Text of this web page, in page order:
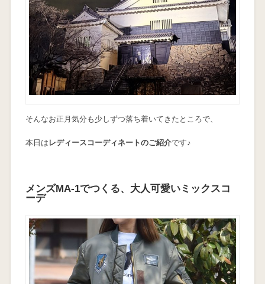
そんなお正月気分も少しずつ落ち着いてきたところで、
本日は レディースコーディネートのご紹介です♪
メンズMA-1でつくる、大人可愛いミックスコ
ーデ